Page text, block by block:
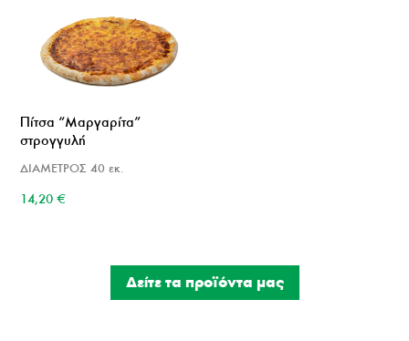
Πίτσα “Μαργαρίτα”
στρογγυλή
ΔΙΑΜΕΤΡΟΣ 40 εκ.
14,20€
Δείτε τα προϊόντα μας